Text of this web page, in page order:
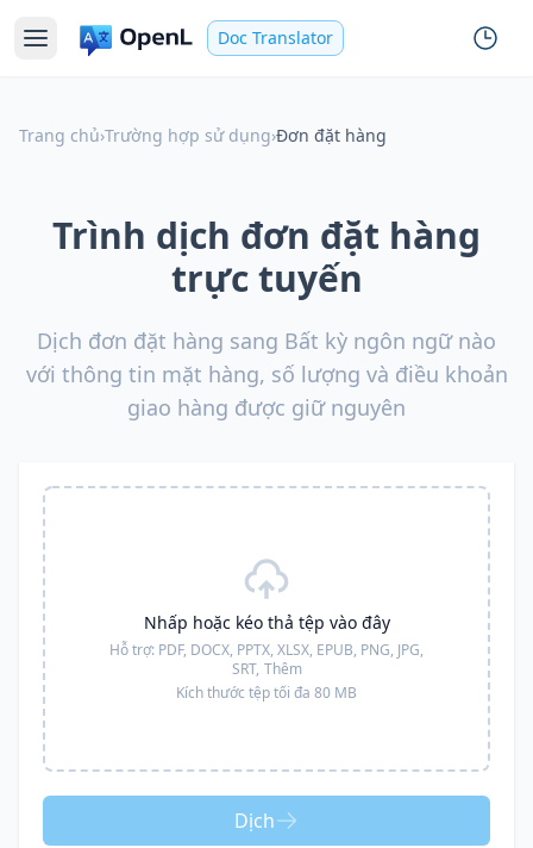
Doc Translator
Trang chủ›Trường hợp sử dụng›Đơn đặt hàng
Trình dịch đơn đặt hàng
trực tuyến
Dịch đơn đặt hàng sang Bất kỳ ngôn ngữ nào
với thông tin mặt hàng, số lượng và điều khoản
giao hàng được giữ nguyên
Nhấp hoặc kéo thả tệp vào đây
Hỗ trợ: PDF, DOCX, PPTX, XLSX, EPUB, PNG, JPG,
SRT, Thêm
Kích thước tệp tối đa 80 MB
Dịch